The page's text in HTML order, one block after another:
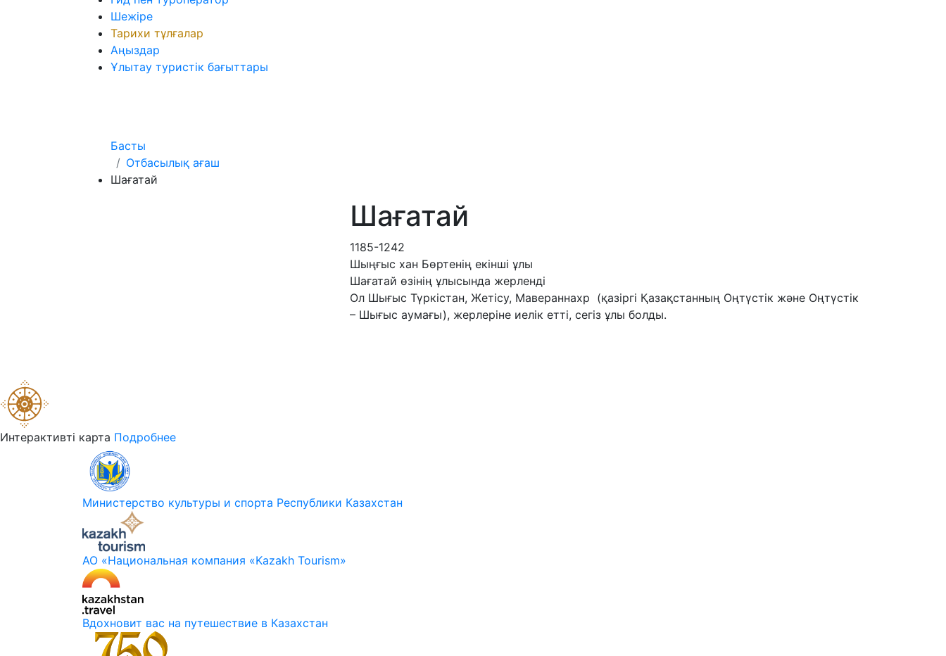
Шежіре
Тарихи тұлғалар
Аңыздар
Ұлытау туристік бағыттары
Басты
Отбасылық ағаш
Шағатай
Шағатай
1185-1242
Шыңғыс хан Бөртенің екінші ұлы
Шағатай өзінің ұлысында жерленді
Ол Шығыс Түркістан, Жетісу, Мавераннахр (қазіргі Қазақстанның Оңтүстік және Оңтүстік
– Шығыс аумағы), жерлеріне иелік етті, сегіз ұлы болды.
Интерактивті карта Подробнее
Министерство культуры и спорта Республики Казахстан
АО «Национальная компания «Kazakh Tourism»
Вдохновит вас на путешествие в Казахстан